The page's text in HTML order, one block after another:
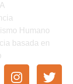
Humano
basada en